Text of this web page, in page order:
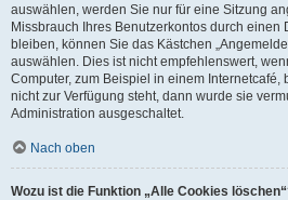
auswählen, werden Sie nur für eine Sitzung
Missbrauch Ihres Benutzerkontos durch einen
bleiben, können Sie das Kästchen
auswählen. Dies ist nicht empfehlenswert,
Computer, zum Beispiel in einem Internetcafé,
nicht zur Verfügung steht, dann wurde sie
Administration ausgeschaltet.
Nach oben
Wozu ist die Funktion „Alle Cookies